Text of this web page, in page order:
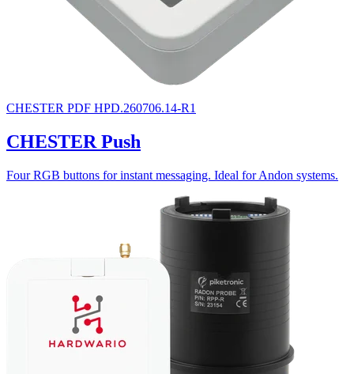
CHESTER PDF HPD.260706.14-R1
CHESTER Push
Four RGB buttons for instant messaging. Ideal for Andon systems.